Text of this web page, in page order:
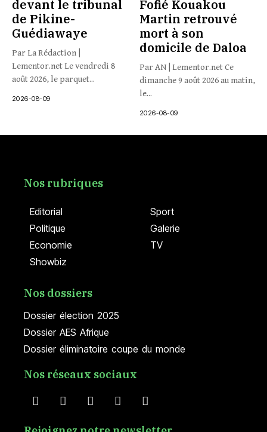
devant le tribunal
de Pikine-
Guédiawaye
Par La Rédaction |
Lementor.net Le vendredi 8
août 2026, le parquet...
2026-08-09
Fofié Kouakou
Martin retrouvé
mort à son
domicile de Daloa
Par AN | Lementor.net Ce
dimanche 9 août 2026 au matin,
le...
2026-08-09
Editorial
Politique
Economie
Showbiz
Sport
Galerie
TV
Nos rubriques
Dossier élection 2025
Dossier AES Afrique
Dossier éliminatoire coupe du monde
Nos dossiers
Nos réseaux sociaux